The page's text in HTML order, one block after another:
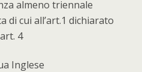
almeno triennale
di cui all’art.1 dichiarato
4
Inglese